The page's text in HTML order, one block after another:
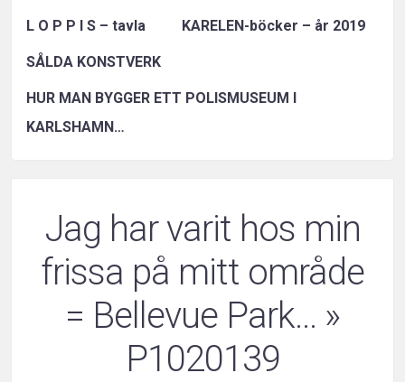
L O P P I S – tavla KARELEN-böcker – år 2019
SÅLDA KONSTVERK
HUR MAN BYGGER ETT POLISMUSEUM I
KARLSHAMN…
Jag har varit hos min
frissa på mitt område
= Bellevue Park… »
P1020139